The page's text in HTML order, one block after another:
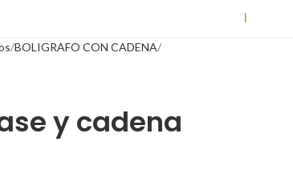
|
BOLIGRAFO CON CADENA
y cadena